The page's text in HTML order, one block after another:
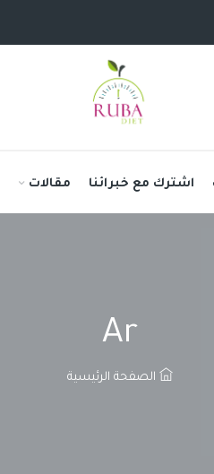
اشترك مع خبرائنا مقالات
Ar
الصفحة الرئيسية